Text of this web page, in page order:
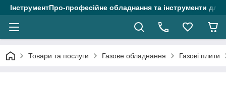
ІнструментПро-професійне обладнання та інструменти для
Товари та послуги Газове обладнання Газові плити